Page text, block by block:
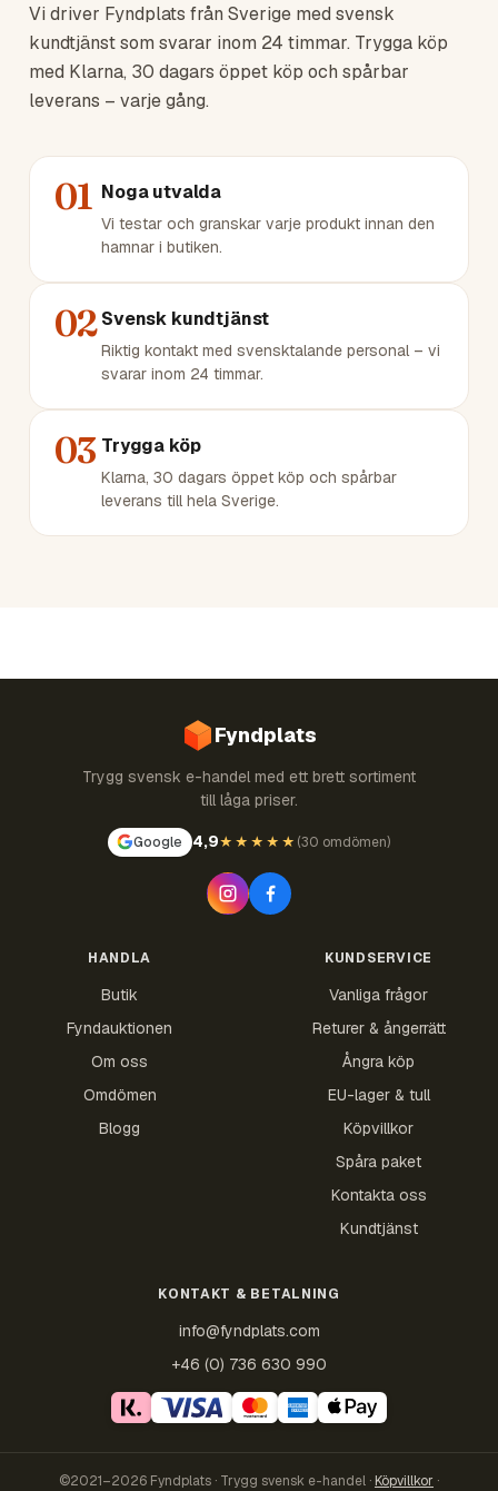
Vi driver Fyndplats från Sverige med svensk
kundtjänst som svarar inom 24 timmar. Trygga köp
med Klarna, 30 dagars öppet köp och spårbar
leverans – varje gång.
01 Noga utvalda
Vi testar och granskar varje produkt innan den
hamnar i butiken.
02 Svensk kundtjänst
Riktig kontakt med svensktalande personal – vi
svarar inom 24 timmar.
03 Trygga köp
Klarna, 30 dagars öppet köp och spårbar
leverans till hela Sverige.
Fyndplats
Trygg svensk e-handel med ett brett sortiment
till låga priser.
Google 4,9★★★★★ (30 omdömen)
HANDLA
Butik
Fyndauktionen
Om oss
Omdömen
Blogg
KUNDSERVICE
Vanliga frågor
Returer & ångerrätt
Ångra köp
EU-lager & tull
Köpvillkor
Spåra paket
Kontakta oss
Kundtjänst
KONTAKT & BETALNING
info@fyndplats.com
+46 (0) 736 630 990
©2021–2026 Fyndplats · Trygg svensk e-handel · Köpvillkor ·